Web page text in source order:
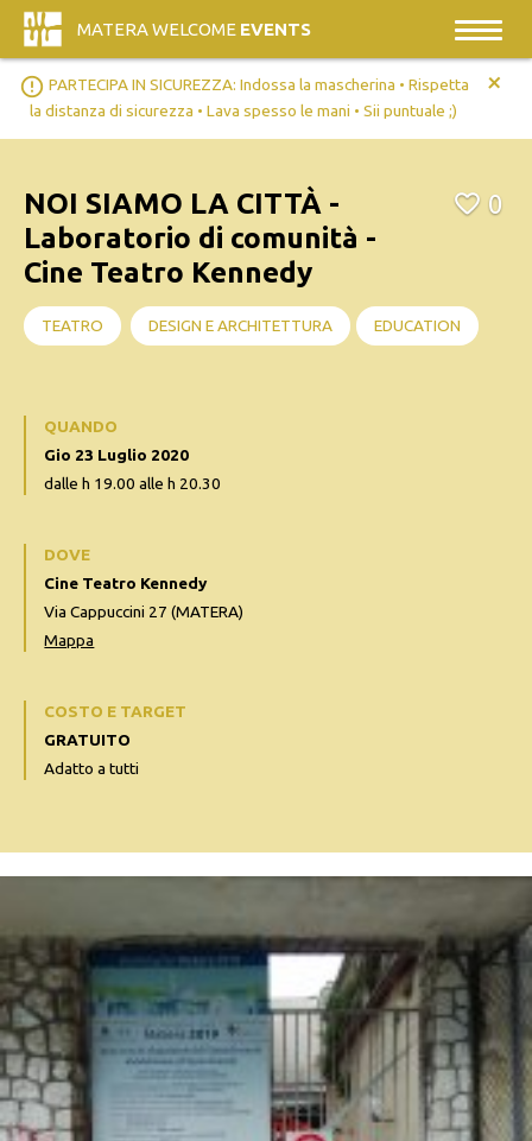
MATERA WELCOME EVENTS
error_outline PARTECIPA IN SICUREZZA: Indossa la mascherina • Rispetta
la distanza di sicurezza • Lava spesso le mani • Sii puntuale ;)
+
NOI SIAMO LA CITTÀ -
Laboratorio di comunità -
Cine Teatro Kennedy
0
TEATRO DESIGN E ARCHITETTURA EDUCATION
QUANDO
Gio 23 Luglio 2020
dalle h 19.00 alle h 20.30
DOVE
Cine Teatro Kennedy
Via Cappuccini 27 (MATERA)
Mappa
COSTO E TARGET
GRATUITO
Adatto a tutti